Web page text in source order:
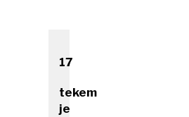
17
tekem
je